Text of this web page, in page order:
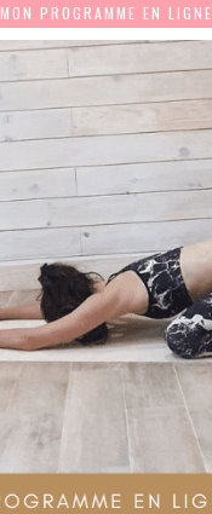
MON PROGRAMME EN LIGNE